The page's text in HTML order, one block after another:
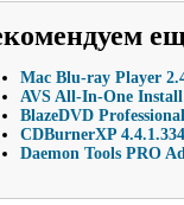
Mac Blu-ray Player
AVS All-In-One Install
BlazeDVD
CDBurnerXP
Daemon Tools PRO